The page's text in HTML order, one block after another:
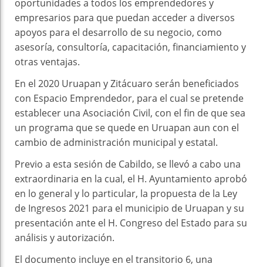
oportunidades a todos los emprendedores y
empresarios para que puedan acceder a diversos
apoyos para el desarrollo de su negocio, como
asesoría, consultoría, capacitación, financiamiento y
otras ventajas.
En el 2020 Uruapan y Zitácuaro serán beneficiados
con Espacio Emprendedor, para el cual se pretende
establecer una Asociación Civil, con el fin de que sea
un programa que se quede en Uruapan aun con el
cambio de administración municipal y estatal.
Previo a esta sesión de Cabildo, se llevó a cabo una
extraordinaria en la cual, el H. Ayuntamiento aprobó
en lo general y lo particular, la propuesta de la Ley
de Ingresos 2021 para el municipio de Uruapan y su
presentación ante el H. Congreso del Estado para su
análisis y autorización.
El documento incluye en el transitorio 6, una